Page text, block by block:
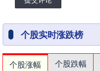
个股实时涨跌榜
个股涨幅 个股跌幅